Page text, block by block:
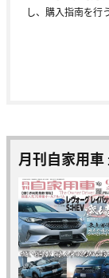
し、購入指南を行
月刊自家用車